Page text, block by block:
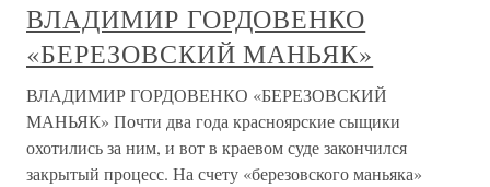
ВЛАДИМИР ГОРДОВЕНКО
«БЕРЕЗОВСКИЙ МАНЬЯК»
ВЛАДИМИР ГОРДОВЕНКО «БЕРЕЗОВСКИЙ
МАНЬЯК» Почти два года красноярские сыщики
охотились за ним, и вот в краевом суде закончился
закрытый процесс. На счету «березовского маньяка»